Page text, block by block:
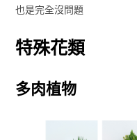
也是完全沒問題
特殊花類
多肉植物